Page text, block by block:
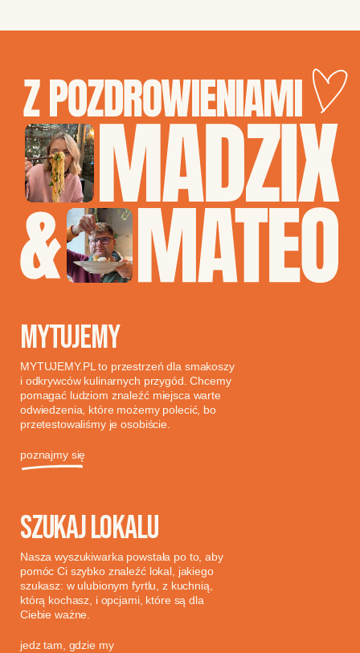
MYTUJEMY
MYTUJEMY.PL to przestrzeń dla smakoszy
i odkrywców kulinarnych przygód. Chcemy
pomagać ludziom znaleźć miejsca warte
odwiedzenia, które możemy polecić, bo
przetestowaliśmy je osobiście.
poznajmy się
SZUKAJ LOKALU
Nasza wyszukiwarka powstała po to, aby
pomóc Ci szybko znaleźć lokal, jakiego
szukasz: w ulubionym fyrtlu, z kuchnią,
którą kochasz, i opcjami, które są dla
Ciebie ważne.
jedz tam, gdzie my